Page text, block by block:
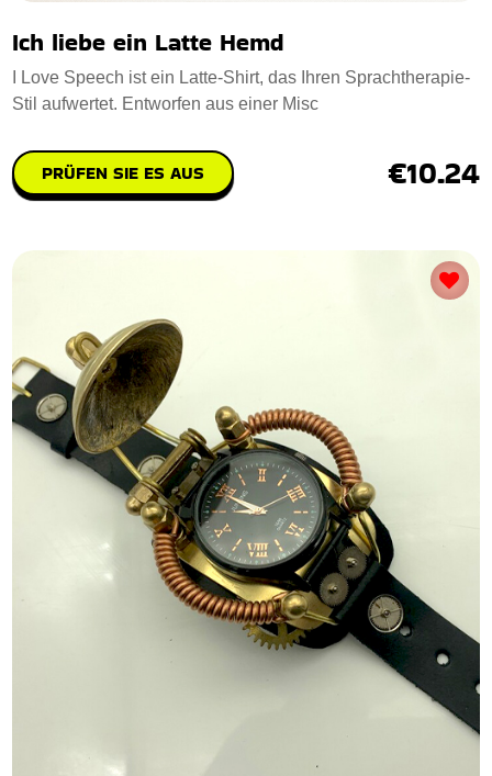
Ich liebe ein Latte Hemd
I Love Speech ist ein Latte-Shirt, das Ihren Sprachtherapie-
Stil aufwertet. Entworfen aus einer Misc
PRÜFEN SIE ES AUS €10.24